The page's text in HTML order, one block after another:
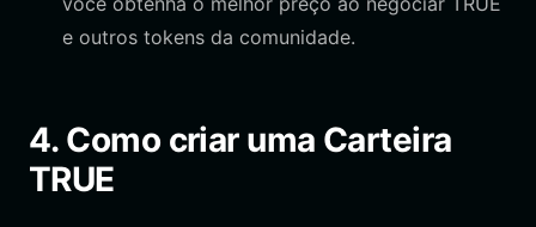
e outros tokens da comunidade.
4. Como criar uma Carteira
TRUE